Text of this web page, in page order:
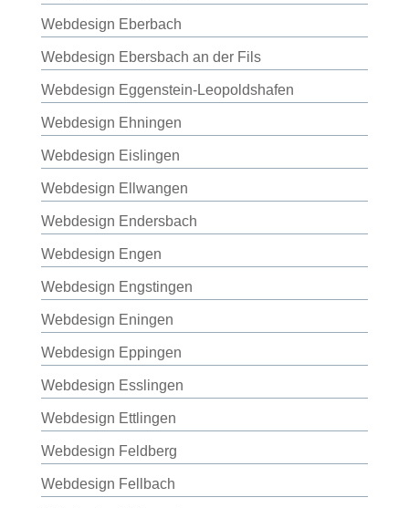
Webdesign Eberbach
Webdesign Ebersbach an der Fils
Webdesign Eggenstein-Leopoldshafen
Webdesign Ehningen
Webdesign Eislingen
Webdesign Ellwangen
Webdesign Endersbach
Webdesign Engen
Webdesign Engstingen
Webdesign Eningen
Webdesign Eppingen
Webdesign Esslingen
Webdesign Ettlingen
Webdesign Feldberg
Webdesign Fellbach